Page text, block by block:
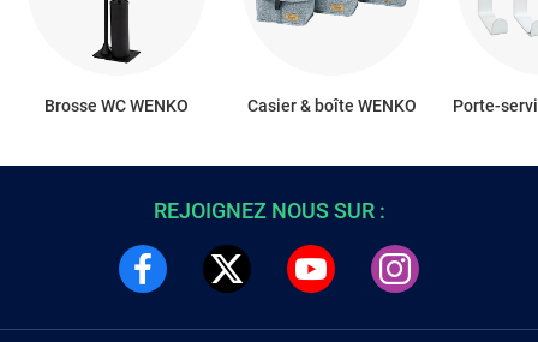
Brosse WC WENKO Casier & boîte WENKO Porte-
REJOIGNEZ NOUS SUR :